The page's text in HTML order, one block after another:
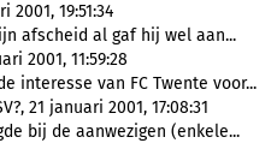
19:51:34
afscheid al gaf hij wel aan...
2001, 11:59:28
interesse van FC Twente voor...
21 januari 2001, 17:08:31
bij de aanwezigen (enkele...